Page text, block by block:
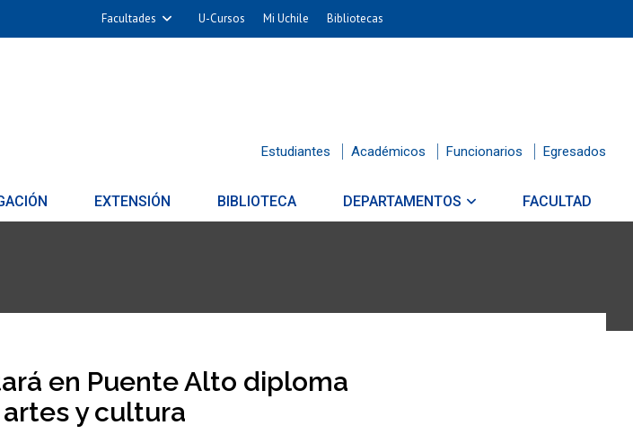
Facultades U-Cursos Mi Uchile Bibliotecas
Estudiantes Académicos Funcionarios Egresados
EXTENSIÓN BIBLIOTECA DEPARTAMENTOS FACULTAD
en Puente Alto diploma
y cultura